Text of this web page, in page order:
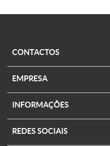
CONTACTOS
EMPRESA
INFORMAÇÕES
REDES SOCIAIS